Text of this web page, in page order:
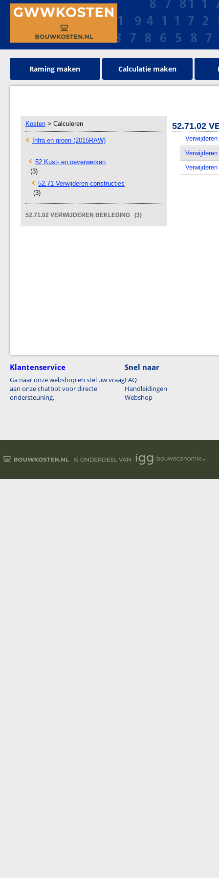
Raming maken Calculatie maken
Kosten > Calculeren
Infra en groen (2015RAW)
52 Kust- en oeverwerken
(3)
52.71 Verwijderen constructies
(3)
52.71.02 VERWIJDEREN BEKLEDING (3)
52.71.02
Klantenservice
Ga naar onze webshop en stel uw vraag
aan onze chatbot voor directe
ondersteuning.
Snel naar
FAQ
Handleidingen
Webshop